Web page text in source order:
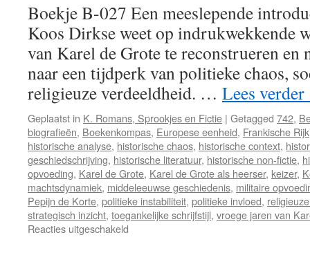
Boekje B-027 Een meeslepende
Koos Dirkse weet op indrukwekkende
van Karel de Grote te reconstrueren en
naar een tijdperk van politieke chaos,
religieuze verdeeldheid. … Lees verder
Geplaatst in K. Romans, Sprookjes en Fictie | Getagged 742,
biografieën, Boekenkompas, Europese eenheid, Frankische Rijk
historische analyse, historische chaos, historische context,
geschiedschrijving, historische literatuur, historische non-fictie,
opvoeding, Karel de Grote, Karel de Grote als heerser, keizer,
machtsdynamiek, middeleeuwse geschiedenis, militaire
Pepijn de Korte, politieke instabiliteit, politieke invloed,
strategisch inzicht, toegankelijke schrijfstijl, vroege jaren van
Reacties uitgeschakeld